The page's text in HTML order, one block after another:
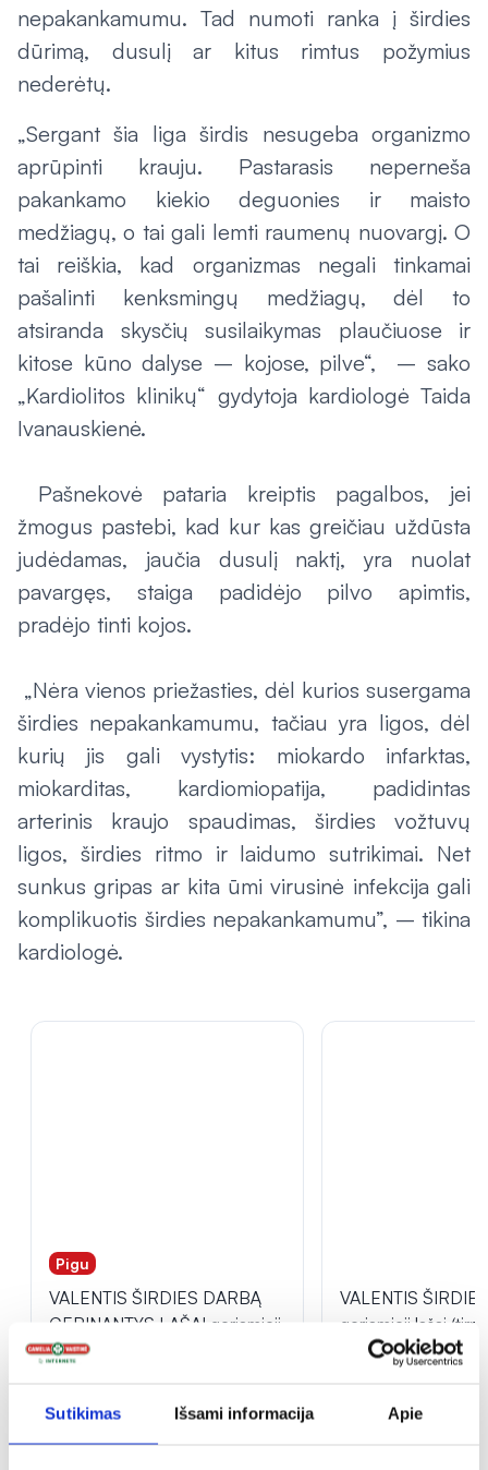
Sutikimas Išsami informacija Apie
nepakankamumu. Tad numoti ranka į širdies
dūrimą, dusulį ar kitus rimtus požymius
nederėtų.
„Sergant šia liga širdis nesugeba organizmo
aprūpinti krauju. Pastarasis neperneša
pakankamo kiekio deguonies ir maisto
medžiagų, o tai gali lemti raumenų nuovargį. O
tai reiškia, kad organizmas negali tinkamai
pašalinti kenksmingų medžiagų, dėl to
atsiranda skysčių susilaikymas plaučiuose ir
kitose kūno dalyse – kojose, pilve“, – sako
„Kardiolitos klinikų“ gydytoja kardiologė Taida
Ivanauskienė.
Pašnekovė pataria kreiptis pagalbos, jei
žmogus pastebi, kad kur kas greičiau uždūsta
judėdamas, jaučia dusulį naktį, yra nuolat
pavargęs, staiga padidėjo pilvo apimtis,
pradėjo tinti kojos.
„Nėra vienos priežasties, dėl kurios susergama
širdies nepakankamumu, tačiau yra ligos, dėl
kurių jis gali vystytis: miokardo infarktas,
miokarditas, kardiomiopatija, padidintas
arterinis kraujo spaudimas, širdies vožtuvų
ligos, širdies ritmo ir laidumo sutrikimai. Net
sunkus gripas ar kita ūmi virusinė infekcija gali
komplikuotis širdies nepakankamumu”, – tikina
kardiologė.
Pigu
VALENTIS ŠIRDIES DARBĄ
GERINANTYS LAŠAI geriamieji
lašai (tirpalas) 30 ml
VALENTIS
geriamieji lašai